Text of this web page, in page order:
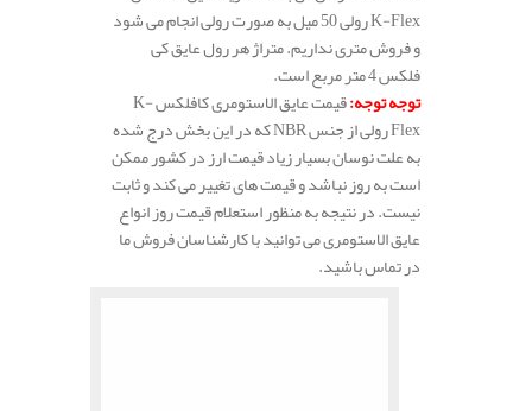
K-Flex رولی 50 میل به صورت رولی انجام می شود
و فروش متری نداریم. متراژ هر رول عایق کی
فلکس 4 متر مربع است.
توجه توجه:
قیمت عایق الاستومری کافلکس K-
Flex رولی از جنس NBR که در این بخش درج شده
به علت نوسان بسیار زیاد قیمت ارز در کشور ممکن
است به روز نباشد و قیمت های تغییر می کند و ثابت
نیست. در نتیجه به منظور استعلام قیمت روز انواع
عایق الاستومری می توانید با کارشناسان فروش ما
در تماس باشید.